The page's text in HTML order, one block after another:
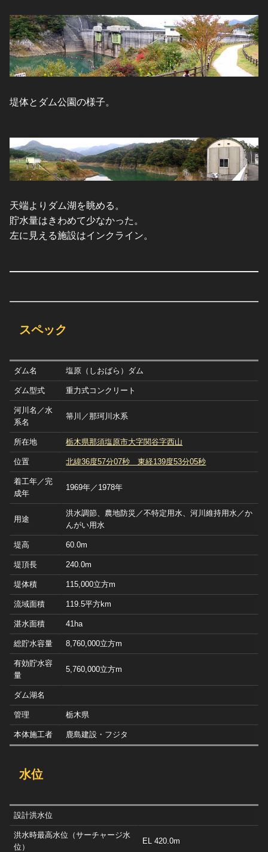
堤体とダム公園の様子。
天端よりダム湖を眺める。
貯水量はきわめて少なかった。
左に見える施設はインクライン。
スペック
ダム名 塩原（しおばら）ダム
ダム型式 重力式コンクリート
河川名／水
系名
箒川／那珂川水系
所在地 栃木県那須塩原市大字関谷字西山
位置 北緯36度57分07秒 東経139度53分05秒
着工年／完
成年
1969年／1978年
用途
洪水調節、農地防災／不特定用水、河川維持用水／か
んがい用水
堤高 60.0m
堤頂長 240.0m
堤体積 115,000立方m
流域面積 119.5平方km
湛水面積 41ha
総貯水容量 8,760,000立方m
有効貯水容
量
5,760,000立方m
ダム湖名
管理 栃木県
本体施工者 鹿島建設・フジタ
水位
設計洪水位
洪水時最高水位（サーチャージ水
位）
EL 420.0m